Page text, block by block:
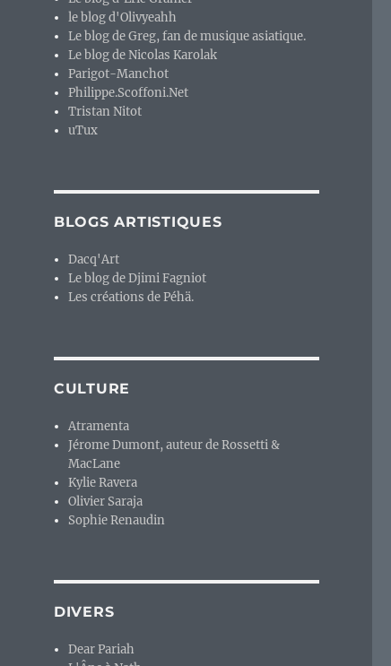
le blog d'Olivyeahh
Le blog de Greg, fan de musique asiatique.
Le blog de Nicolas Karolak
Parigot-Manchot
Philippe.Scoffoni.Net
Tristan Nitot
uTux
BLOGS ARTISTIQUES
Dacq'Art
Le blog de Djimi Fagniot
Les créations de Péhä.
CULTURE
Atramenta
Jérome Dumont, auteur de Rossetti &
MacLane
Kylie Ravera
Olivier Saraja
Sophie Renaudin
DIVERS
Dear Pariah